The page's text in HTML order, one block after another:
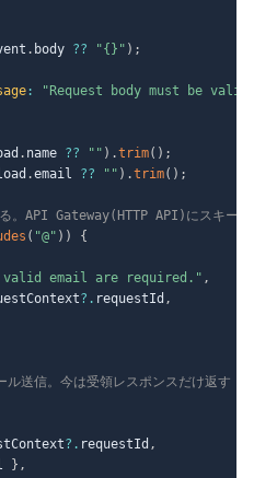
. body ?? "{}" ) ;
:
"Request body must be valid
. name ?? "" ) .trim( ) ;
.email ?? "" ) .trim( ) ;
。API Gateway(HTTP API)にスキーマ
( "@" ) )
{
valid email are required." ,
?. requestId ,
送信。今は受領レスポンスだけ返す
?. requestId ,
} ,